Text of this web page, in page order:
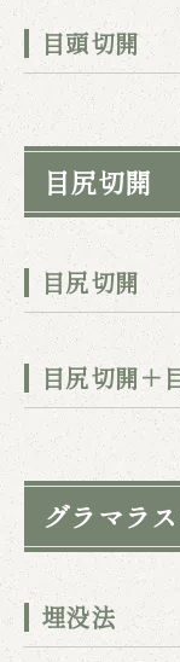
目頭切開
目尻切開
目尻切開
目尻切開＋
グラマラ
埋没法